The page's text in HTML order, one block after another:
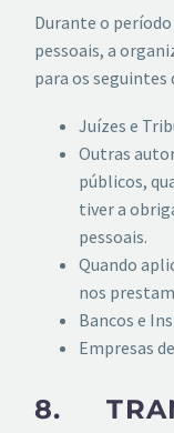
Durante o
pessoais, a
para os
Juízes e
Outras
públicos,
tiver a
pessoais.
Quando
nos
Bancos e
Empresas
8.